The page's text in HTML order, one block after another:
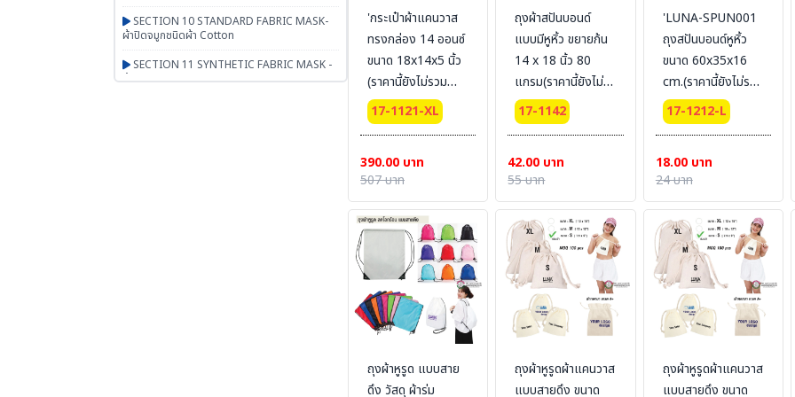
SECTION 10 STANDARD FABRIC MASK-
ผ้าปิดจมูกชนิดผ้า Cotton
SECTION 11 SYNTHETIC FABRIC MASK -
ผ้าปิดจมูกเสริมใยสังเคราะห์ UN95 SERIES
'กระเป๋าผ้าแคนวาส
ทรงกล่อง 14 ออนซ์
ขนาด 18x14x5 นิ้ว
(ราคานี้ยังไม่รวม
สกรีน) Size : XL
17-1121-XL
390.00 บาท
507 บาท
ถุงผ้าสปันบอนด์
แบบมีหูหิ้ว ขยายก้น
14 x 18 นิ้ว 80
แกรม(ราคานี้ยังไม่
รวมสกรีน)
17-1142
42.00 บาท
55 บาท
'LUNA-SPUN001
ถุงสปันบอนด์หูหิ้ว
ขนาด 60x35x16
cm.(ราคานี้ยังไม่รวม
สกรีน) Size : L
17-1212-L
18.00 บาท
24 บาท
ถุงผ้าหูรูด แบบสาย
ดึง วัสดุ ผ้าร่ม
ถุงผ้าหูรูดผ้าแคนวาส
แบบสายดึง ขนาด
ถุงผ้าหูรูดผ้าแคนวาส
แบบสายดึง ขนาด